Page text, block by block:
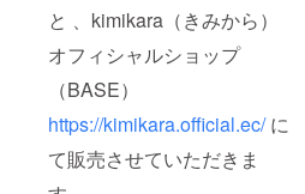
と 、kimikara（きみから）
オフィシャルショップ
（BASE）
https://kimikara.official.ec/に
て販売させていただきま